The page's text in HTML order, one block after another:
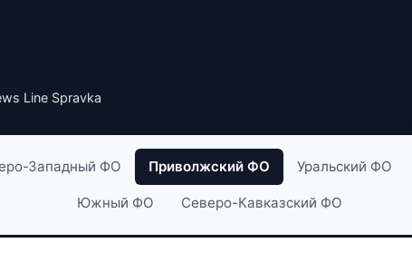
Line Spravka
Западный ФО Приволжский ФО Уральский ФО
Южный ФО Северо-Кавказский ФО